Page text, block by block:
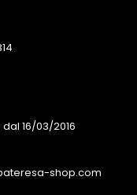
16/03/2016
shop.com